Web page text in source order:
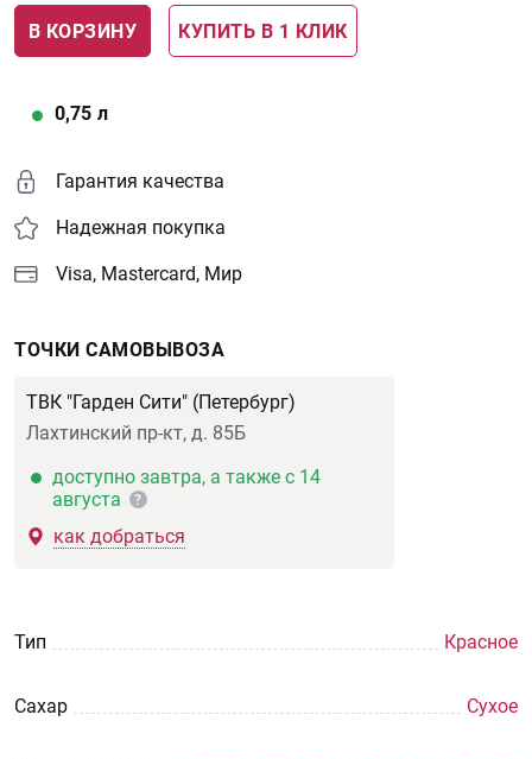
В КОРЗИНУ КУПИТЬ В 1 КЛИК
0,75 л
Гарантия качества
Надежная покупка
Visa, Mastercard, Мир
ТОЧКИ САМОВЫВОЗА
ТВК "Гарден Сити" (Петербург)
Лахтинский пр-кт, д. 85Б
доступно завтра, а также с 14
августа
?
как добраться
Тип Красное
Сахар Сухое